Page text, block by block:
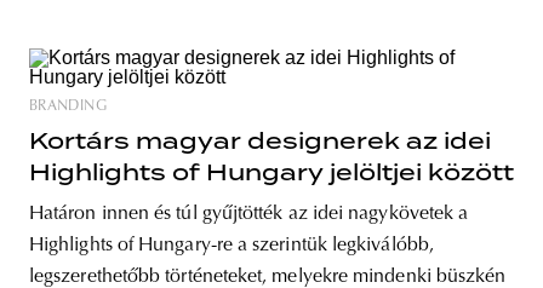
BRANDING
Kortárs magyar designerek az idei
Highlights of Hungary jelöltjei között
Határon innen és túl gyűjtötték az idei nagykövetek a
Highlights of Hungary-re a szerintük legkiválóbb,
legszerethetőbb történeteket, melyekre mindenki büszkén